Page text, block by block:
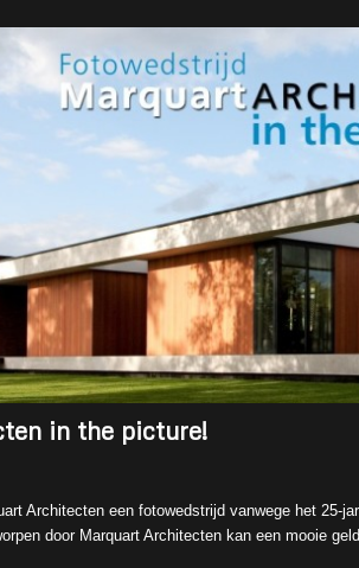
in the picture!
Architecten een fotowedstrijd vanwege het 25-
door Marquart Architecten kan een mooie